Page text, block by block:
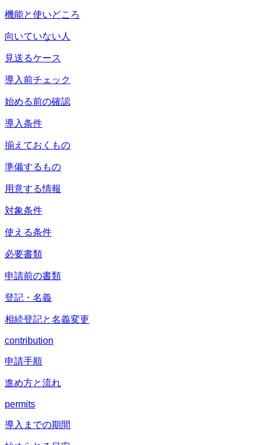
機能と使いどころ
向いていない人
見送るケース
導入前チェック
始める前の確認
導入条件
揃えておくもの
準備するもの
用意する情報
対象条件
使える条件
必要書類
申請前の書類
登記・名義
相続登記と名義変更
contribution
申請手順
進め方と流れ
permits
導入までの期間